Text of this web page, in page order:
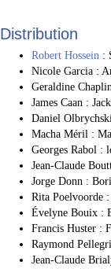
Distribution
Robert Hossein :
Nicole Garcia :
Geraldine
James Caan :
Daniel
Macha Méril :
Georges Rabol :
Jean-Claude
Jorge Donn :
Rita Poelvoorde
Évelyne Bouix :
Francis Huster :
Raymond
Jean-Claude